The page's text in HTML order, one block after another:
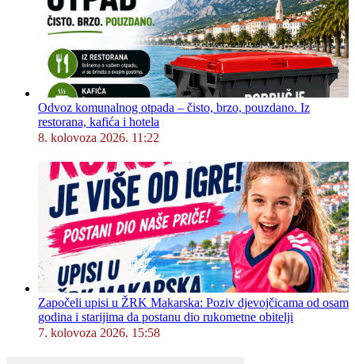
Odvoz komunalnog otpada – čisto, brzo, pouzdano. Iz
restorana, kafića i hotela
8. kolovoza 2026. 11:22
Započeli upisi u ŽRK Makarska: Poziv djevojčicama od osam
godina i starijima da postanu dio rukometne obitelji
7. kolovoza 2026. 15:58